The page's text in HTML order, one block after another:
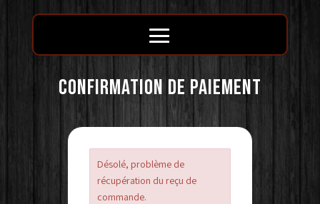
CONFIRMATION DE PAIEMENT
Désolé, problème de
récupération du reçu de
commande.